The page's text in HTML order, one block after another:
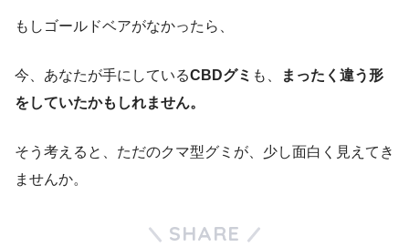
もしゴールドベアがなかったら、
今、あなたが手にしているCBDグミ も、
まったく違う形
をしていたかもしれません。
そう考えると、ただのクマ型グミが、少し面白く見えてき
ませんか。
SHARE